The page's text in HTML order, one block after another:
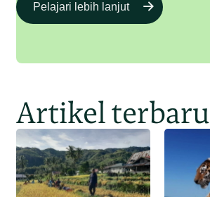
Pelajari lebih lanjut
Artikel terbaru